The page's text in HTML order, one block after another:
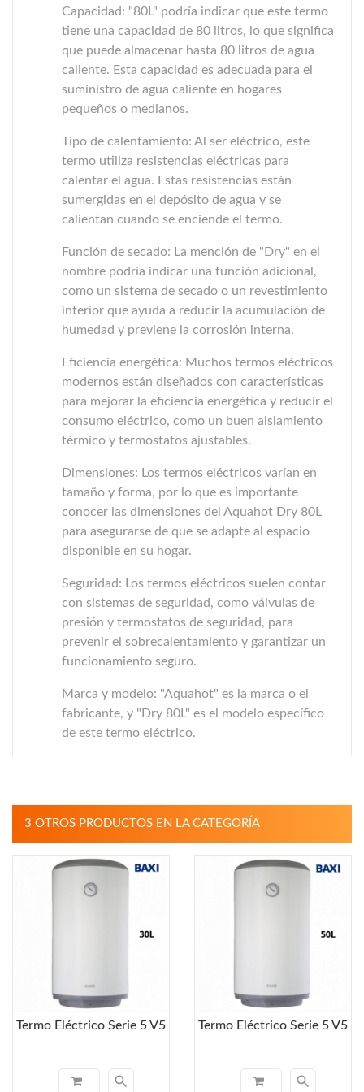
Capacidad: "80L" podría indicar que este termo
tiene una capacidad de 80 litros, lo que significa
que puede almacenar hasta 80 litros de agua
caliente. Esta capacidad es adecuada para el
suministro de agua caliente en hogares
pequeños o medianos.
Tipo de calentamiento: Al ser eléctrico, este
termo utiliza resistencias eléctricas para
calentar el agua. Estas resistencias están
sumergidas en el depósito de agua y se
calientan cuando se enciende el termo.
Función de secado: La mención de "Dry" en el
nombre podría indicar una función adicional,
como un sistema de secado o un revestimiento
interior que ayuda a reducir la acumulación de
humedad y previene la corrosión interna.
Eficiencia energética: Muchos termos eléctricos
modernos están diseñados con características
para mejorar la eficiencia energética y reducir el
consumo eléctrico, como un buen aislamiento
térmico y termostatos ajustables.
Dimensiones: Los termos eléctricos varían en
tamaño y forma, por lo que es importante
conocer las dimensiones del Aquahot Dry 80L
para asegurarse de que se adapte al espacio
disponible en su hogar.
Seguridad: Los termos eléctricos suelen contar
con sistemas de seguridad, como válvulas de
presión y termostatos de seguridad, para
prevenir el sobrecalentamiento y garantizar un
funcionamiento seguro.
Marca y modelo: "Aquahot" es la marca o el
fabricante, y "Dry 80L" es el modelo específico
de este termo eléctrico.
3 OTROS PRODUCTOS EN LA CATEGORÍA
Termo Eléctrico Serie 5 V5
search
Termo Eléctrico Serie 5 V5
search